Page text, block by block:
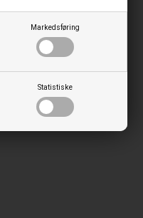
Markedsføring
Statistiske